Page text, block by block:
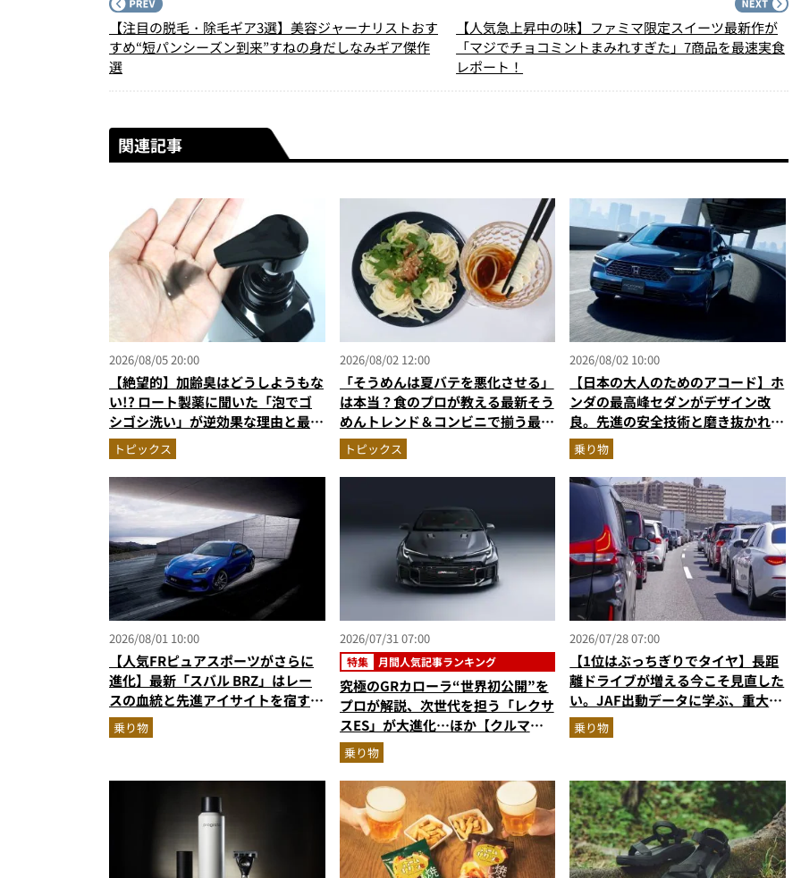
【注目の脱毛・除毛ギア3選】美容ジャーナリストおす
すめ“短パンシーズン到来”すねの身だしなみギア傑作
選
【人気急上昇中の味】ファミマ限定スイーツ最新作が
「マジでチョコミントまみれすぎた」7商品を最速実食
レポート！
関連記事
2026/08/05 20:00
【絶望的】加齢臭はどうしようもな
い!? ロート製薬に聞いた「泡でゴ
シゴシ洗い」が逆効果な理由と最強
のニオイ対策
トピックス
2026/08/02 12:00
「そうめんは夏バテを悪化させる」
は本当？食のプロが教える最新そう
めんトレンド＆コンビニで揃う最強
の“夏バテ撃退飯”
トピックス
2026/08/02 10:00
【日本の大人のためのアコード】ホ
ンダの最高峰セダンがデザイン改
良。先進の安全技術と磨き抜かれた
美しさでさらに上質に
乗り物
2026/08/01 10:00
【人気FRピュアスポーツがさらに
進化】最新「スバル BRZ」はレー
スの血統と先進アイサイトを宿す傑
作へ
乗り物
2026/07/31 07:00
特集 月間人気記事ランキング
究極のGRカローラ“世界初公開”を
プロが解説、次世代を担う「レクサ
スES」が大進化…ほか【クルマの
人気記事ランキングベスト3】
（2026年6月版）
乗り物
2026/07/28 07:00
【1位はぶっちぎりでタイヤ】長距
離ドライブが増える今こそ見直した
い。JAF出動データに学ぶ、重大ト
ラブル回避の「実は簡単な」セルフ
メンテ術
乗り物